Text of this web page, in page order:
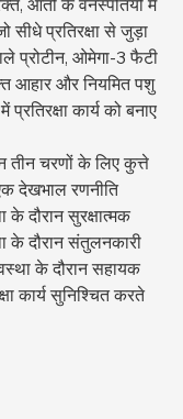
आंतों के वनस्पतियों में
प्रतिरक्षा से जुड़ा
प्रोटीन, ओमेगा-3 फैटी
आहार और नियमित पशु
प्रतिरक्षा कार्य को बनाए
तीन चरणों के लिए कुत्ते
देखभाल रणनीति
दौरान सुरक्षात्मक
के दौरान संतुलनकारी
के दौरान सहायक
कार्य सुनिश्चित करते